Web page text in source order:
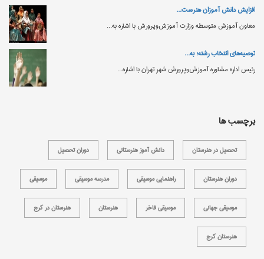
افزایش دانش‌ آموزان هنرست...
معاون آموزش متوسطه وزارت آموزش‌وپرورش با اشاره به...
توصیه‌های انتخاب رشته؛ به...
رئیس اداره مشاوره آموزش‌وپرورش شهر تهران با اشاره...
برچسب ها
تحصیل در هنرستان دانش آموز هنرستانی دوران تحصیل
دوران هنرستان راهنمایی موسیقی مدرسه موسیقی موسیقی
موسیقی جهانی موسیقی فاخر هنرستان هنرستان در کرج
هنرستان کرج